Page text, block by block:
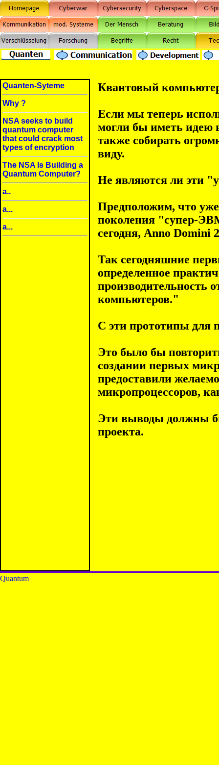
Quanten-Syteme
Why ?
NSA seeks to build
quantum computer
that could crack most
types of encryption
The NSA Is Building a
Quantum Computer?
a..
a...
a...
Квантовый
Если мы теперь
могли бы иметь идею
также собирать
виду.
Не являются ли эти
Предположим, что уже
поколения "супер-
сегодня, Anno Domini
Так сегодняшние
определенное
производительность
компьютеров."
С эти прототипы для
Это было бы
создании первых
предоставили
микропроцессоров,
Эти выводы должны
проекта.
Quantum